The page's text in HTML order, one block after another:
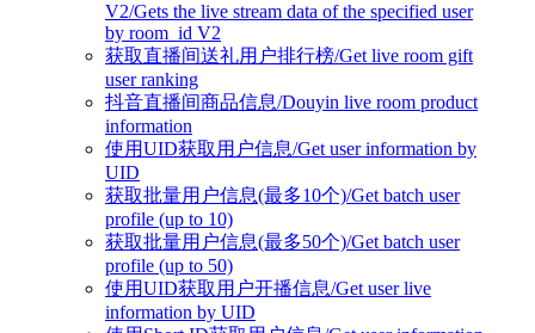
V2/Gets the live stream data of the specified user
by room_id V2
获取直播间送礼用户排行榜/Get live room gift
user ranking
抖音直播间商品信息/Douyin live room product
information
使用UID获取用户信息/Get user information by
UID
获取批量用户信息(最多10个)/Get batch user
profile (up to 10)
获取批量用户信息(最多50个)/Get batch user
profile (up to 50)
使用UID获取用户开播信息/Get user live
information by UID